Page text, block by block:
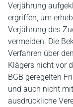
Verjährung
ergriffen, um
Verjährung des
vermeiden. Die
Verfahren über
Klägers nicht vor
BGB geregelten
und auch nicht
ausdrückliche